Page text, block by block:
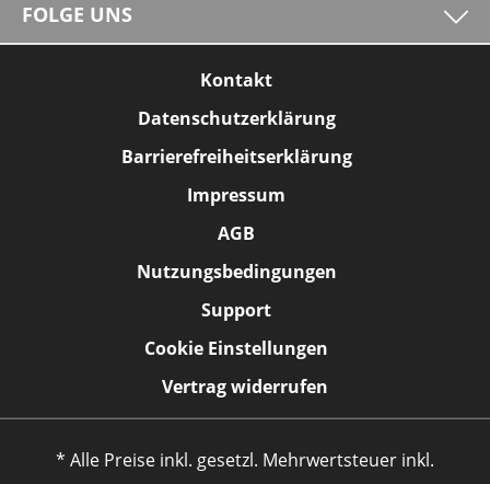
FOLGE UNS
Kontakt
Datenschutzerklärung
Barrierefreiheitserklärung
Impressum
AGB
Nutzungsbedingungen
Support
Cookie Einstellungen
Vertrag widerrufen
* Alle Preise inkl. gesetzl. Mehrwertsteuer inkl.